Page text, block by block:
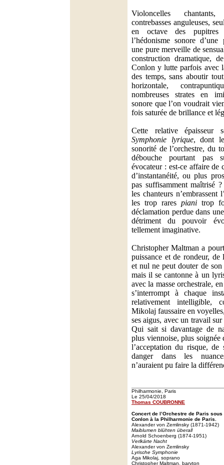
Violoncelles
contrebasses anguleuses,
en octave des pupitres
l’hédonisme sonore
une pure merveille de
construction dramatique,
Conlon y lutte parfois avec
des temps, sans aboutir
horizontale,
nombreuses strates en
sonore que l’on voudrait
fois saturée de brillance et
Cette relative épaisseur
Symphonie lyrique, dont
sonorité de l’orchestre, du
débouche pourtant pas
évocateur : est-ce affaire de
d’instantanéité, ou plus
pas suffisamment maîtrisé
les chanteurs
les trop rares piani trop
déclamation perdue dans
détriment du pouvoir
tellement imaginative.
Christopher Maltman a
puissance et de rondeur,
et nul ne peut douter de
mais il se cantonne à un
avec la masse orchestrale,
s’interrompt à chaque
relativement intelligible,
Mikolaj faussaire en
ses aigus, avec un travail
Qui sait si davantage de
plus viennoise, plus soignée
l’acceptation du risque, de
danger dans les
n’auraient pu faire la
Philharmonie, Paris
Le 25/04/2018
Thomas COUBRONNE
Concert de l’Orchestre de Paris
Conlon à la Philharmonie de Paris.
Alexander von Zemlinsky (1871-1942)
Maiblumen blühten überall
Arnold Schoenberg (1874-1951)
Verlkärte Nacht
Alexander von Zemlinsky
Lyrische Symphonie
Aga Mikolaj, soprano
Christopher Maltman, baryton